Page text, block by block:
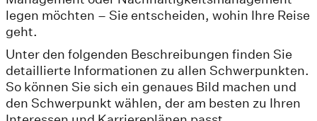
legen möchten – Sie entscheiden, wohin Ihre Reise
geht.
Unter den folgenden Beschreibungen finden Sie
detaillierte Informationen zu allen Schwerpunkten.
So können Sie sich ein genaues Bild machen und
den Schwerpunkt wählen, der am besten zu Ihren